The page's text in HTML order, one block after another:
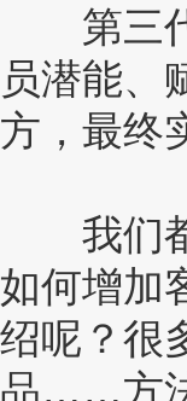
第三代
员潜能、
方，最终
我们都
如何增加
绍呢？很
品……方